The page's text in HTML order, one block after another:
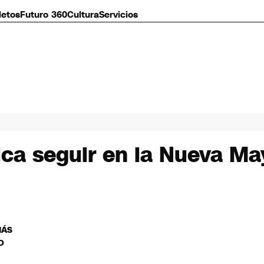
Futuro 360CulturaServicios
seguir en la Nueva